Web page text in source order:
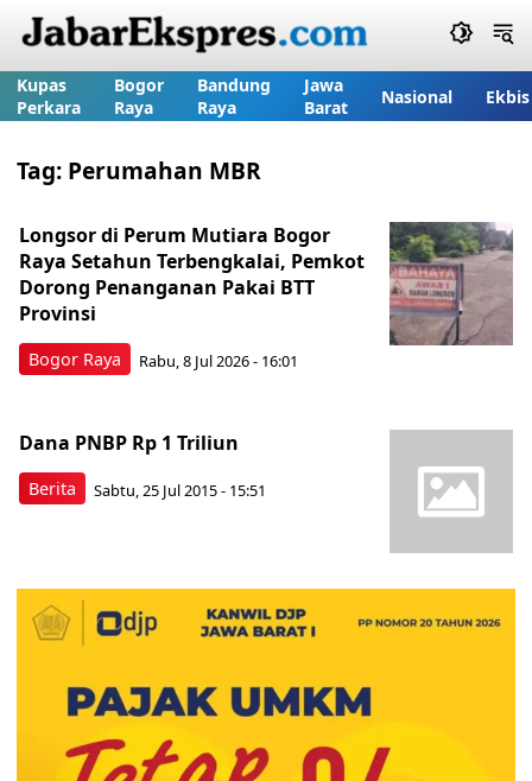
Kupas
Perkara
Bogor
Raya
Bandung
Raya
Jawa
Barat
Nasional Ekbis
Tag: Perumahan MBR
Bogor Raya
Longsor di Perum Mutiara Bogor
Raya Setahun Terbengkalai, Pemkot
Dorong Penanganan Pakai BTT
Provinsi
Rabu, 8 Jul 2026 - 16:01
Berita
Dana PNBP Rp 1 Triliun
Sabtu, 25 Jul 2015 - 15:51